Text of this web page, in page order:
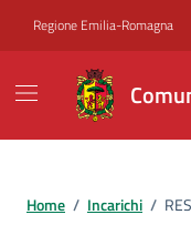
Regione Emilia-Romagna
Home / Incarichi /